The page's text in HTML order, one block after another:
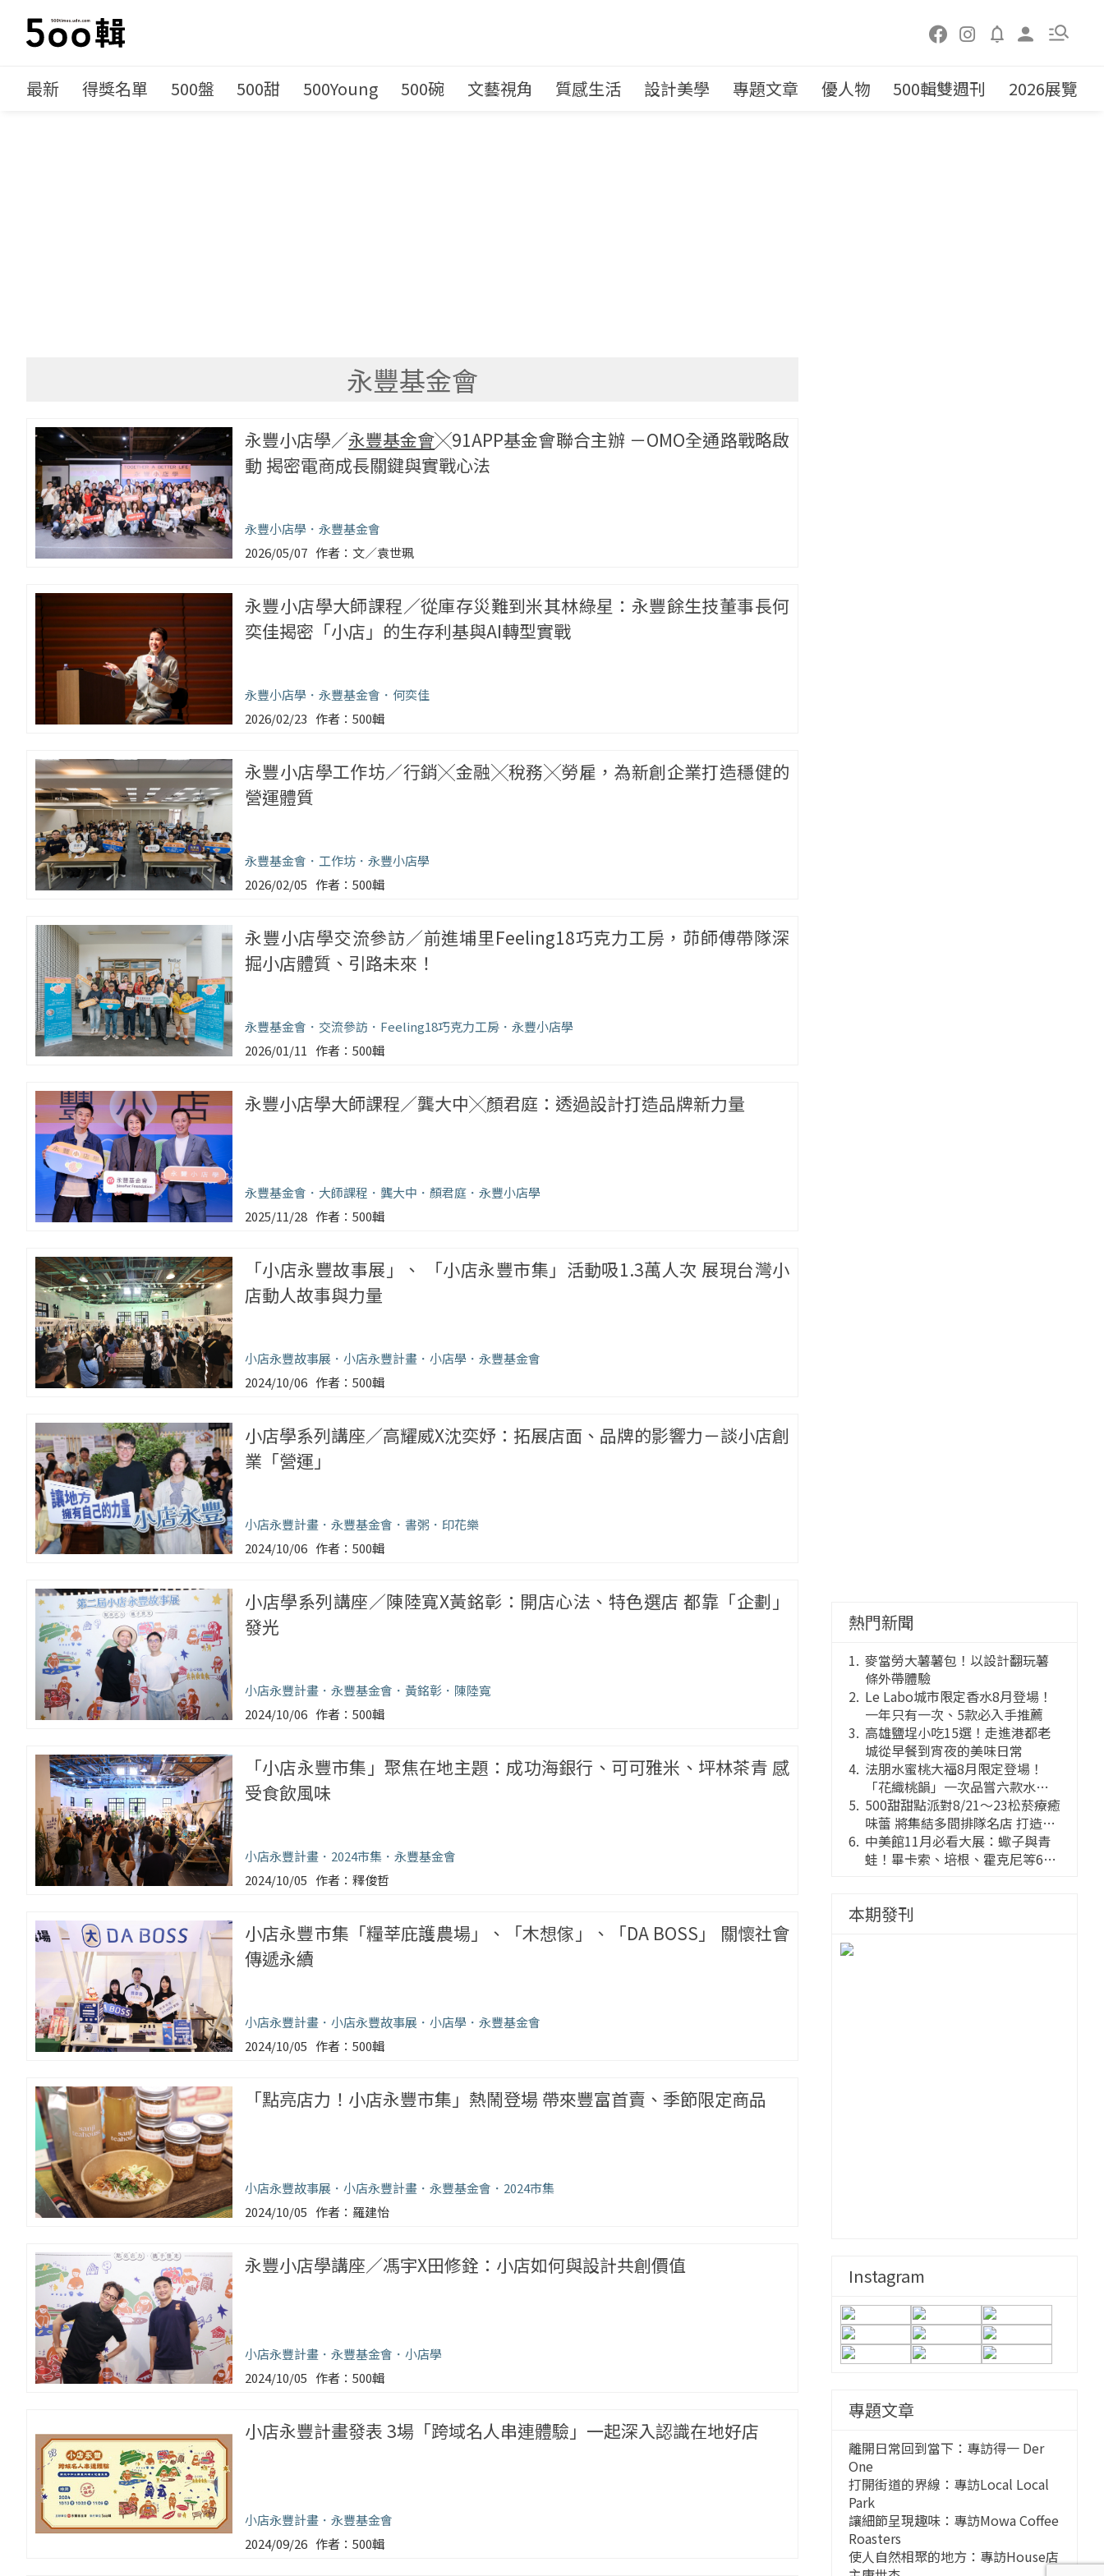
最新 得獎名單 500盤 500甜 500Young 500碗 文藝視角 質感生活 設計美學 專題文章 優人物 500輯雙週刊 2026展覽
永豐基金會
永豐小店學／永豐基金會╳91APP基金會聯合主辦 －OMO全通路戰略啟
動 揭密電商成長關鍵與實戰心法
永豐小店學
永豐基金會
2026/05/07
文／袁世珮
永豐小店學大師課程／從庫存災難到米其林綠星：永豐餘生技董事長何
奕佳揭密「小店」的生存利基與AI轉型實戰
永豐小店學 永豐基金會
何奕佳
2026/02/23
500輯
永豐小店學工作坊／行銷╳金融╳稅務╳勞雇，為新創企業打造穩健的
營運體質
永豐基金會 工作坊
永豐小店學
2026/02/05
500輯
永豐小店學交流參訪／前進埔里Feeling18巧克力工房，茆師傅帶隊深
掘小店體質、引路未來！
永豐基金會 交流參訪 Feeling18巧克力工房
永豐小店學
2026/01/11
500輯
永豐小店學大師課程／龔大中╳顏君庭：透過設計打造品牌新力量
永豐基金會 大師課程 龔大中 顏君庭
永豐小店學
2025/11/28
500輯
「小店永豐故事展」、 「小店永豐市集」活動吸1.3萬人次 展現台灣小
店動人故事與力量
小店永豐故事展 小店永豐計畫 小店學
永豐基金會
2024/10/06
500輯
小店學系列講座／高耀威X沈奕妤：拓展店面、品牌的影響力－談小店創
業「營運」
小店永豐計畫 永豐基金會 書粥
印花樂
2024/10/06
500輯
小店學系列講座／陳陸寬X黃銘彰：開店心法、特色選店 都靠「企劃」
發光
小店永豐計畫 永豐基金會 黃銘彰
陳陸寬
2024/10/06
500輯
「小店永豐市集」聚焦在地主題：成功海銀行、可可雅米、坪林茶青 感
受食飲風味
小店永豐計畫 2024市集
永豐基金會
2024/10/05
釋俊哲
小店永豐市集「糧莘庇護農場」、「木想傢」、「DA BOSS」 關懷社會
傳遞永續
小店永豐計畫 小店永豐故事展 小店學
永豐基金會
2024/10/05
500輯
「點亮店力！小店永豐市集」熱鬧登場 帶來豐富首賣、季節限定商品
小店永豐故事展 小店永豐計畫 永豐基金會
2024市集
2024/10/05
羅建怡
永豐小店學講座／馮宇X田修銓：小店如何與設計共創價值
小店永豐計畫 永豐基金會
小店學
2024/10/05
500輯
小店永豐計畫發表 3場「跨域名人串連體驗」一起深入認識在地好店
小店永豐計畫
永豐基金會
2024/09/26
500輯
熱門新聞
麥當勞大薯薯包！以設計翻玩薯
條外帶體驗
Le Labo城市限定香水8月登場！
一年只有一次、5款必入手推薦
高雄鹽埕小吃15選！走進港都老
城從早餐到宵夜的美味日常
法朋水蜜桃大福8月限定登場！
「花織桃韻」一次品嘗六款水蜜
桃花果大福
500甜甜點派對8/21～23松菸療癒
味蕾 將集結多間排隊名店 打造靈
感創意的舞台
中美館11月必看大展：蠍子與青
蛙！畢卡索、培根、霍克尼等66
本期發刊
Instagram
專題文章
離開日常回到當下：專訪得一 Der
One
打開街道的界線：專訪Local Local
Park
讓細節呈現趣味：專訪Mowa Coffee
Roasters
使人自然相聚的地方：專訪House店